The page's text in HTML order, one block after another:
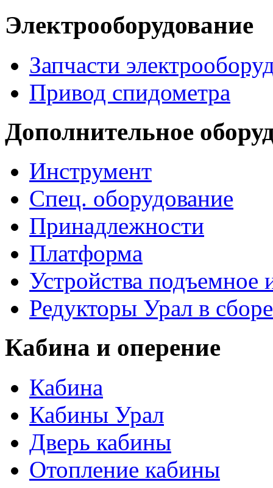
Электрооборудование
Запчасти
Привод спидометра
Дополнительное
Инструмент
Спец. оборудование
Принадлежности
Платформа
Устройства
Редукторы Урал в сборе
Кабина и оперение
Кабина
Кабины Урал
Дверь кабины
Отопление кабины